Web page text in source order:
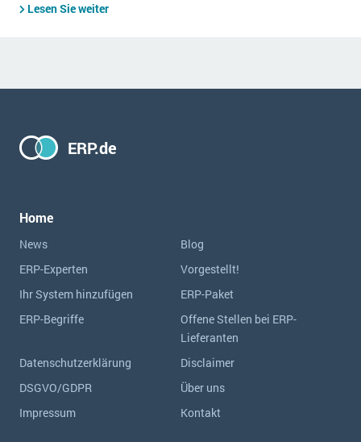
Lesen Sie weiter
ERP.de
Home
News
Blog
ERP-Experten
Vorgestellt!
Ihr System hinzufügen
ERP-Paket
ERP-Begriffe
Offene Stellen bei ERP-
Lieferanten
Datenschutzerklärung
Disclaimer
DSGVO/GDPR
Über uns
Impressum
Kontakt